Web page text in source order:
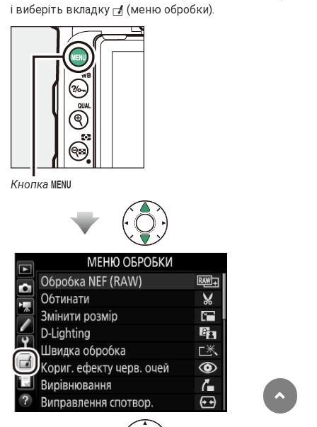
і виберіть вкладку N (меню обробки).
Кнопка G